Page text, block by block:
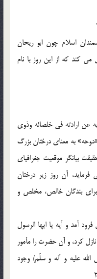
اسلام چون ابو ريحان
كند كه از اين روز با نام
عن ارادته فى خلصائه وذوى
به معناى درختان بزرگ
در حقيقت بيانگر موقعيت جغرافياى
آن روز زير درختان
براى بندگان خالص، مخلص و
آمد و آيه يا ايها الرسول
نازل كرد، و آن حضرت را مأمور
الله علیه و آله و سلّم) وجود